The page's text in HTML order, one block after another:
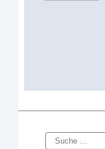
Suche